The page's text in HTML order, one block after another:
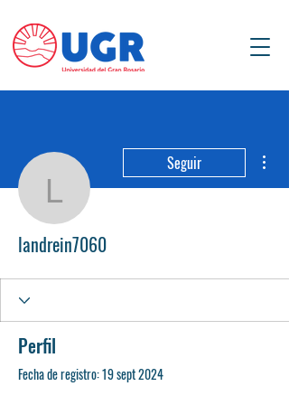
landrein7060
Seguir
landrein7060
Perfil
Fecha de registro: 19 sept 2024